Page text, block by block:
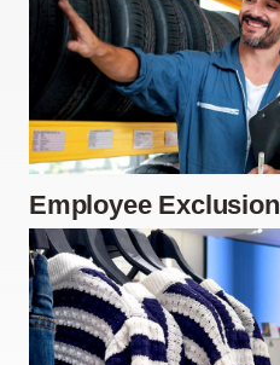
Employee Exclusion